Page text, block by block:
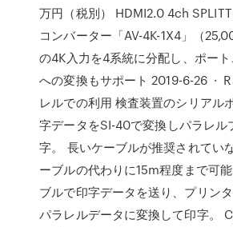
万円（税別） HDMI2.0 4ch
コンバーター「AV-4K-1X4」（
の4K入力を4系統に分配し、ポー
への変換もサポート 2019-6-26 ·
レルでの利用 検査装置のシリアル
字データをSI-40で変換しパラレル
字。 長いケーブルが推奨されてい
ーブルの代わりに15m程度まで可
ブルで印字データを送り、プリン
パラレルデータに変換して印字。